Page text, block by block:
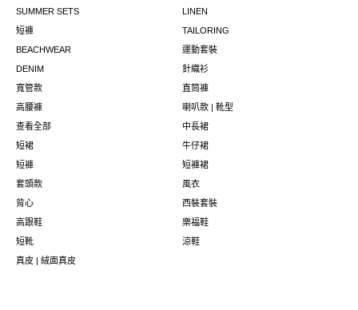
SUMMER SETS
LINEN
短褲
TAILORING
BEACHWEAR
運動套裝
DENIM
針織衫
寬管款
直筒褲
高腰褲
喇叭款 | 靴型
查看全部
中長裙
短裙
牛仔裙
短褲
短褲裙
套頭款
風衣
背心
西裝套裝
高跟鞋
樂福鞋
短靴
涼鞋
真皮 | 絨面真皮